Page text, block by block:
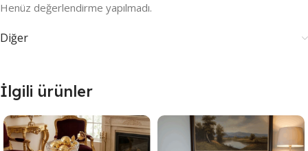
Henüz değerlendirme yapılmadı.
Diğer
İlgili ürünler